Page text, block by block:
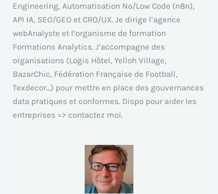
Engineering, Automatisation No/Low Code (n8n),
API IA, SEO/GEO et CRO/UX. Je dirige l’agence
webAnalyste et l’organisme de formation
Formations Analytics. J’accompagne des
organisations (Logis Hôtel, Yelloh Village,
BazarChic, Fédération Française de Football,
Texdecor…) pour mettre en place des gouvernances
data pratiques et conformes. Dispo pour aider les
entreprises => contactez moi.